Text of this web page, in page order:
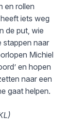
en rollen
iets weg
de put, wie
stappen naar
Michiel
en hopen
naar een
gaat helpen.